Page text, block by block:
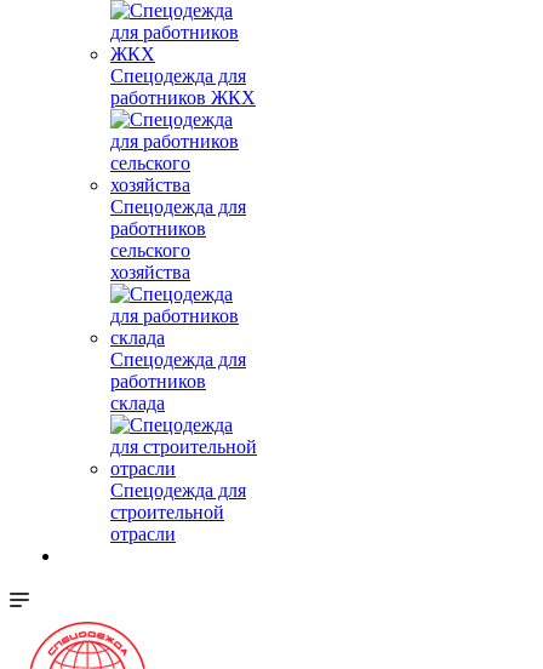
Спецодежда для
работников ЖКХ
Спецодежда для
работников
сельского
хозяйства
Спецодежда для
работников
склада
Спецодежда для
строительной
отрасли